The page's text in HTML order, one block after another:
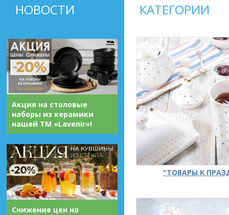
НОВОСТИ
Акция на столовые
наборы из керамики
нашей ТМ «Lavenir»!
Снижение цен на
КАТЕГОРИИ
"ТОВАРЫ К